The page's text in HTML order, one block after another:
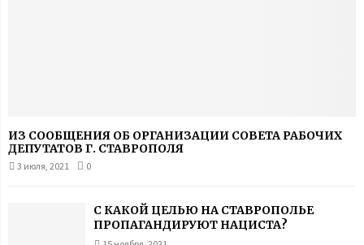
ИЗ СООБЩЕНИЯ ОБ ОРГАНИЗАЦИИ СОВЕТА РАБОЧИХ
ДЕПУТАТОВ Г. СТАВРОПОЛЯ
3 июля, 2021 0
С КАКОЙ ЦЕЛЬЮ НА СТАВРОПОЛЬЕ
ПРОПАГАНДИРУЮТ НАЦИСТА?